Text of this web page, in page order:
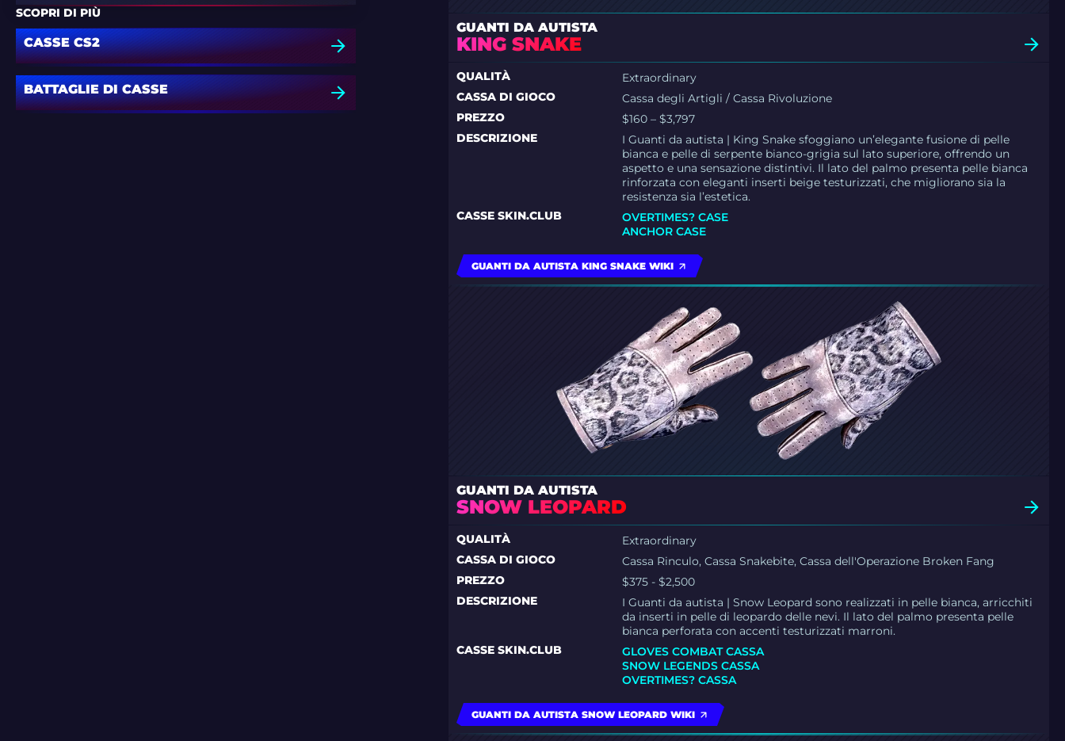
SCOPRI DI PIÙ
CASSE CS2
BATTAGLIE DI CASSE
GUANTI DA AUTISTA
KING SNAKE
QUALITÀ
Extraordinary
CASSA DI GIOCO
Cassa degli Artigli / Cassa Rivoluzione
PREZZO
$160 – $3,797
DESCRIZIONE
I Guanti da autista | King Snake sfoggiano un’elegante fusione di pelle
bianca e pelle di serpente bianco-grigia sul lato superiore, offrendo un
aspetto e una sensazione distintivi. Il lato del palmo presenta pelle bianca
rinforzata con eleganti inserti beige testurizzati, che migliorano sia la
resistenza sia l’estetica.
CASSE SKIN.CLUB
OVERTIMES? CASE
ANCHOR CASE
GUANTI DA AUTISTA KING SNAKE WIKI
GUANTI DA AUTISTA
SNOW LEOPARD
QUALITÀ
Extraordinary
CASSA DI GIOCO
Cassa Rinculo, Cassa Snakebite, Cassa dell'Operazione Broken Fang
PREZZO
$375 - $2,500
DESCRIZIONE
I Guanti da autista | Snow Leopard sono realizzati in pelle bianca, arricchiti
da inserti in pelle di leopardo delle nevi. Il lato del palmo presenta pelle
bianca perforata con accenti testurizzati marroni.
CASSE SKIN.CLUB
GLOVES COMBAT CASSA
SNOW LEGENDS CASSA
OVERTIMES? CASSA
GUANTI DA AUTISTA SNOW LEOPARD WIKI